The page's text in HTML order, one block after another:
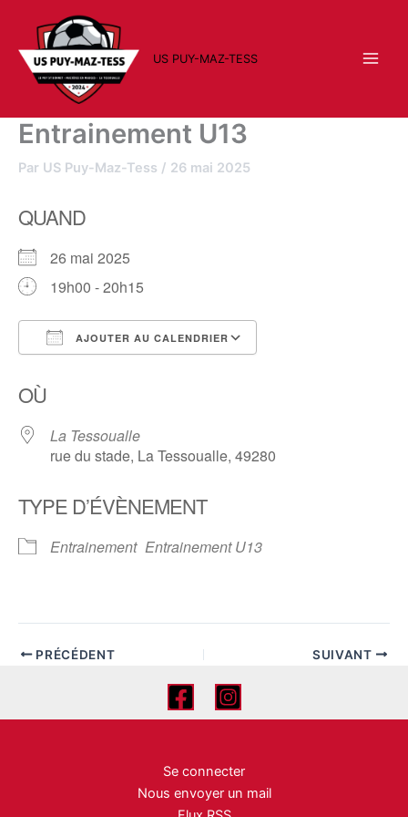
contenu
US PUY-MAZ-TESS
Entrainement U13
Par US Puy-Maz-Tess / 26 mai 2025
QUAND
26 mai 2025
19h00 - 20h15
AJOUTER AU CALENDRIER
OÙ
La Tessoualle
rue du stade, La Tessoualle, 49280
TYPE D’ÉVÈNEMENT
Entrainement Entrainement U13
PRÉCÉDENT SUIVANT
Se connecter
Nous envoyer un mail